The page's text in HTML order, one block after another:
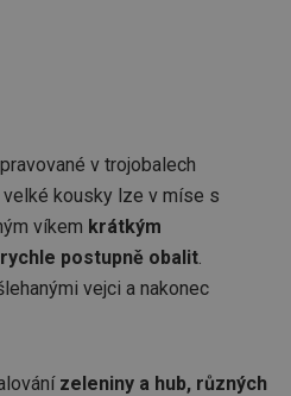
v trojobalech
velké kousky lze v míse s
víkem krátkým
postupně obalit
vejci a nakonec
zeleniny a hub, různých